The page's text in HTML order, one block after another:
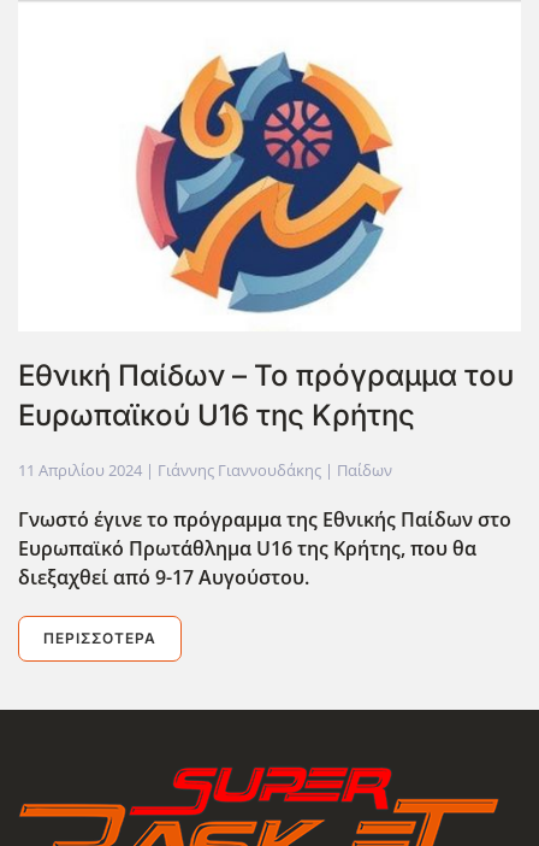
Εθνική Παίδων – Το πρόγραμμα του
Ευρωπαϊκού U16 της Κρήτης
11 Απριλίου 2024 | Γιάννης Γιαννουδάκης | Παίδων
Γνωστό έγινε το πρόγραμμα της Εθνικής Παίδων στο
Ευρωπαϊκό Πρωτάθλημα U16 της Κρήτης, που θα
διεξαχθεί από 9-17 Αυγούστου.
ΠΕΡΙΣΣΌΤΕΡΑ